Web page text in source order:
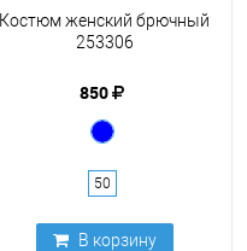
Костюм женский брючный
253306
850
50
В корзину